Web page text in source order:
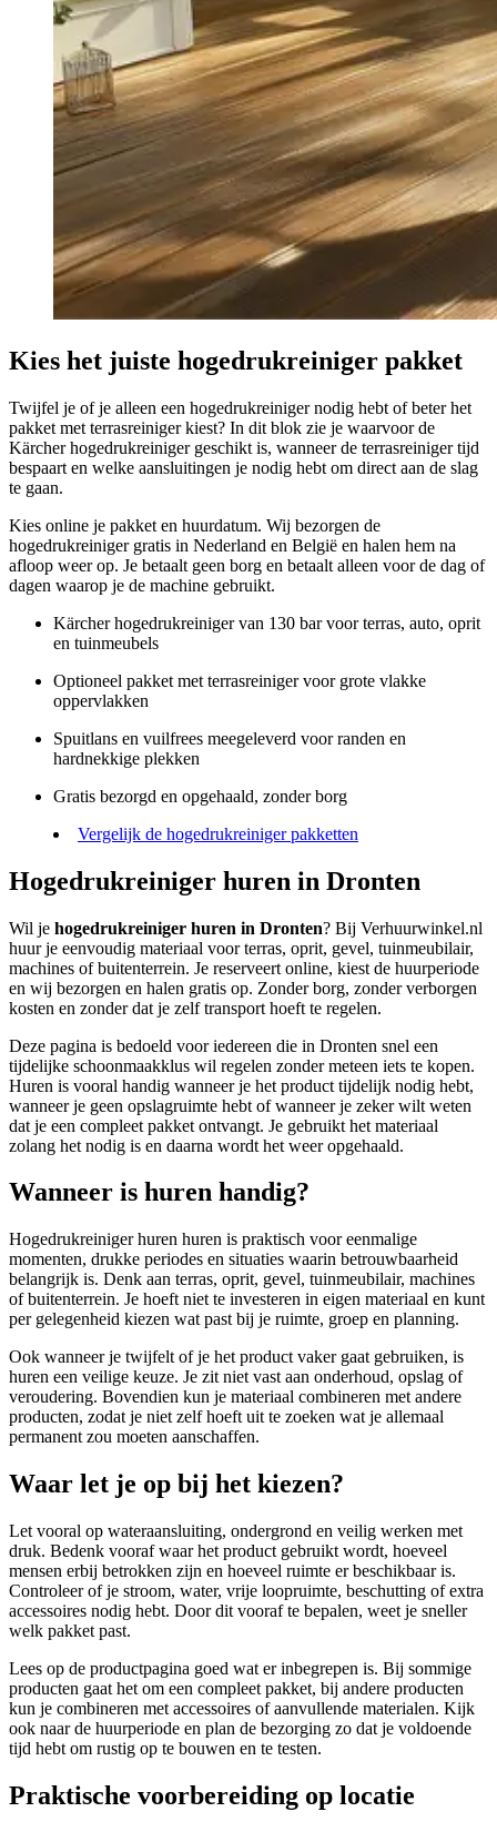
Kies het juiste hogedrukreiniger pakket
Twijfel je of je alleen een hogedrukreiniger nodig hebt of beter het
pakket met terrasreiniger kiest? In dit blok zie je waarvoor de
Kärcher hogedrukreiniger geschikt is, wanneer de terrasreiniger tijd
bespaart en welke aansluitingen je nodig hebt om direct aan de slag
te gaan.
Kies online je pakket en huurdatum. Wij bezorgen de
hogedrukreiniger gratis in Nederland en België en halen hem na
afloop weer op. Je betaalt geen borg en betaalt alleen voor de dag of
dagen waarop je de machine gebruikt.
Kärcher hogedrukreiniger van 130 bar voor terras, auto, oprit
en tuinmeubels
Optioneel pakket met terrasreiniger voor grote vlakke
oppervlakken
Spuitlans en vuilfrees meegeleverd voor randen en
hardnekkige plekken
Gratis bezorgd en opgehaald, zonder borg
Vergelijk de hogedrukreiniger pakketten
Hogedrukreiniger huren in Dronten
Wil je hogedrukreiniger huren in Dronten? Bij Verhuurwinkel.nl
huur je eenvoudig materiaal voor terras, oprit, gevel, tuinmeubilair,
machines of buitenterrein. Je reserveert online, kiest de huurperiode
en wij bezorgen en halen gratis op. Zonder borg, zonder verborgen
kosten en zonder dat je zelf transport hoeft te regelen.
Deze pagina is bedoeld voor iedereen die in Dronten snel een
tijdelijke schoonmaakklus wil regelen zonder meteen iets te kopen.
Huren is vooral handig wanneer je het product tijdelijk nodig hebt,
wanneer je geen opslagruimte hebt of wanneer je zeker wilt weten
dat je een compleet pakket ontvangt. Je gebruikt het materiaal
zolang het nodig is en daarna wordt het weer opgehaald.
Wanneer is huren handig?
Hogedrukreiniger huren huren is praktisch voor eenmalige
momenten, drukke periodes en situaties waarin betrouwbaarheid
belangrijk is. Denk aan terras, oprit, gevel, tuinmeubilair, machines
of buitenterrein. Je hoeft niet te investeren in eigen materiaal en kunt
per gelegenheid kiezen wat past bij je ruimte, groep en planning.
Ook wanneer je twijfelt of je het product vaker gaat gebruiken, is
huren een veilige keuze. Je zit niet vast aan onderhoud, opslag of
veroudering. Bovendien kun je materiaal combineren met andere
producten, zodat je niet zelf hoeft uit te zoeken wat je allemaal
permanent zou moeten aanschaffen.
Waar let je op bij het kiezen?
Let vooral op wateraansluiting, ondergrond en veilig werken met
druk. Bedenk vooraf waar het product gebruikt wordt, hoeveel
mensen erbij betrokken zijn en hoeveel ruimte er beschikbaar is.
Controleer of je stroom, water, vrije loopruimte, beschutting of extra
accessoires nodig hebt. Door dit vooraf te bepalen, weet je sneller
welk pakket past.
Lees op de productpagina goed wat er inbegrepen is. Bij sommige
producten gaat het om een compleet pakket, bij andere producten
kun je combineren met accessoires of aanvullende materialen. Kijk
ook naar de huurperiode en plan de bezorging zo dat je voldoende
tijd hebt om rustig op te bouwen en te testen.
Praktische voorbereiding op locatie